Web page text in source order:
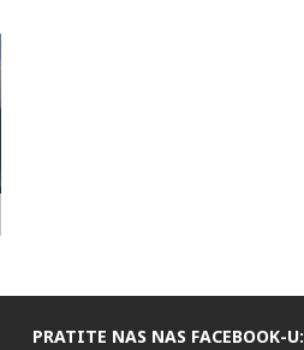
PRATITE NAS NAS FACEBOOK-U: